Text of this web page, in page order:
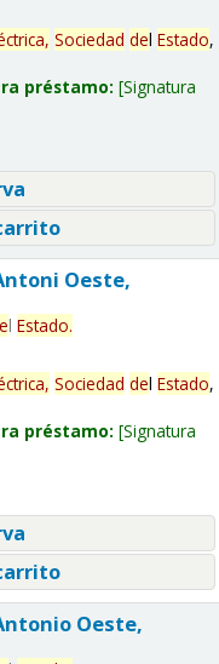
Sociedad del Estado,
préstamo: Signatura
Oeste,
l Estado.
Sociedad del Estado,
préstamo: Signatura
Oeste,